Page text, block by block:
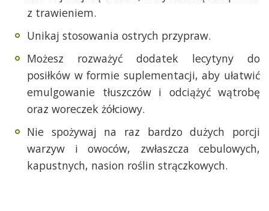
z trawieniem.
Unikaj stosowania ostrych przypraw.
Możesz rozważyć dodatek lecytyny do
posiłków w formie suplementacji, aby ułatwić
emulgowanie tłuszczów i odciążyć wątrobę
oraz woreczek żółciowy.
Nie spożywaj na raz bardzo dużych porcji
warzyw i owoców, zwłaszcza cebulowych,
kapustnych, nasion roślin strączkowych.